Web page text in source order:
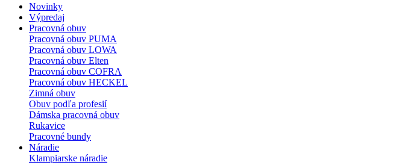
Novinky
Výpredaj
Pracovná obuv
Pracovná obuv PUMA
Pracovná obuv LOWA
Pracovná obuv Elten
Pracovná obuv COFRA
Pracovná obuv HECKEL
Zimná obuv
Obuv podľa profesií
Dámska pracovná obuv
Rukavice
Pracovné bundy
Náradie
Klampiarske náradie